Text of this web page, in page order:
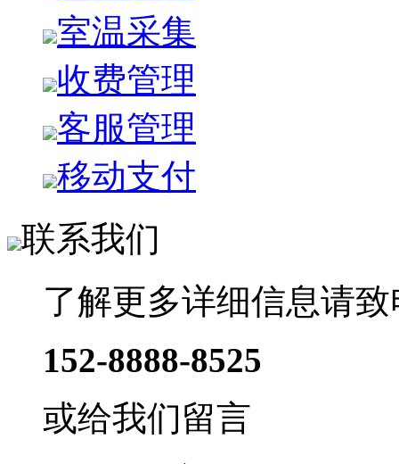
室温采集
收费管理
客服管理
移动支付
联系我们
了解更多详细信息请致
152-8888-8525
或给我们留言